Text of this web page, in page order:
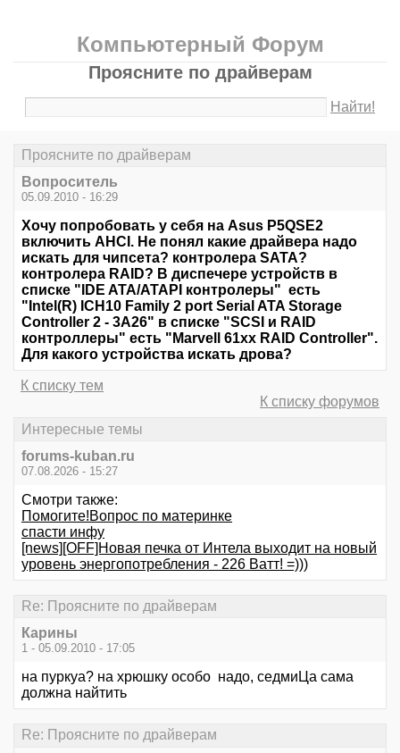
Компьютерный Форум
Проясните по драйверам
Найти!
Проясните по драйверам
Вопроситель
05.09.2010 - 16:29
Хочу попробовать у себя на Asus P5QSE2
включить AHCI. Не понял какие драйвера надо
искать для чипсета? контролера SATA?
контролера RAID? В диспечере устройств в
списке "IDE ATA/ATAPI контролеры" есть
"Intel(R) ICH10 Family 2 port Serial ATA Storage
Controller 2 - 3A26" в списке "SCSI и RAID
контроллеры" есть "Marvell 61xx RAID Controller".
Для какого устройства искать дрова?
К списку тем
К списку форумов
Интересные темы
forums-kuban.ru
07.08.2026 - 15:27
Смотри также:
Помогите!Вопрос по материнке
спасти инфу
[news][OFF]Новая печка от Интела выходит на новый
уровень энергопотребления - 226 Ватт! =)))
Re: Проясните по драйверам
Карины
1 - 05.09.2010 - 17:05
на пуркуа? на хрюшку особо надо, седмиЦа сама
должна найтить
Re: Проясните по драйверам